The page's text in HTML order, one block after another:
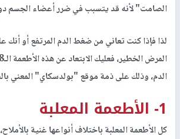
الصامت" لأنه قد يتسبب في ضرر أعضاء الجسم
لذا فإذا كنت تعاني من ضغط الدم المرتفع أو أنك
الدم، وذلك على ذمة موقع "بولدسكاي" المعني
1- الأطعمة المعلبة
كل الأطعمة المعلبة باختلاف أنواعها غنية